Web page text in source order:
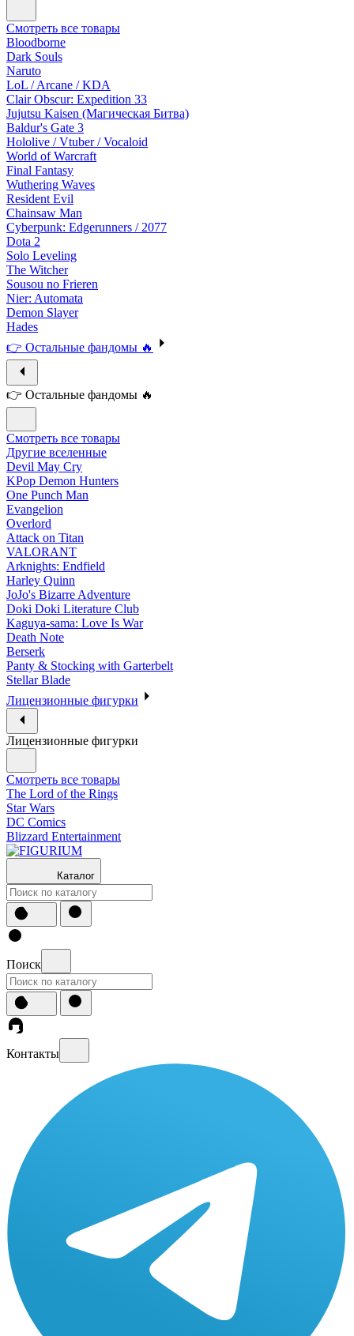
Смотреть все товары
Bloodborne
Dark Souls
Naruto
LoL / Arcane / KDA
Clair Obscur: Expedition 33
Jujutsu Kaisen (Магическая Битва)
Baldur's Gate 3
Hololive / Vtuber / Vocaloid
World of Warcraft
Final Fantasy
Wuthering Waves
Resident Evil
Chainsaw Man
Cyberpunk: Edgerunners / 2077
Dota 2
Solo Leveling
The Witcher
Sousou no Frieren
Nier: Automata
Demon Slayer
Hades
👉 Остальные фандомы 🔥
👉 Остальные фандомы 🔥
Смотреть все товары
Другие вселенные
Devil May Cry
KPop Demon Hunters
One Punch Man
Evangelion
Overlord
Attack on Titan
VALORANT
Arknights: Endfield
Harley Quinn
JoJo's Bizarre Adventure
Doki Doki Literature Club
Kaguya-sama: Love Is War
Death Note
Berserk
Panty & Stocking with Garterbelt
Stellar Blade
Лицензионные фигурки
Лицензионные фигурки
Смотреть все товары
The Lord of the Rings
Star Wars
DC Comics
Blizzard Entertainment
Каталог
Поиск
Контакты